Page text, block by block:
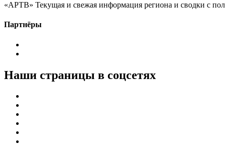
«АРТВ» Текущая и свежая информация региона и сводки с
Партнёры
Наши страницы в соцсетях